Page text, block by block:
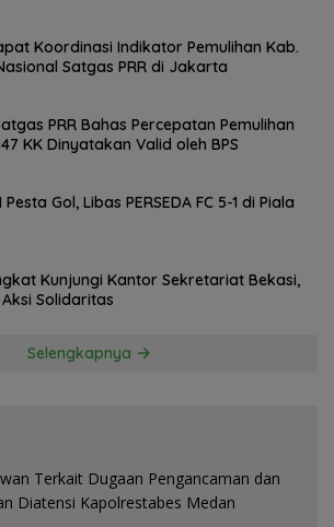
Koordinasi Indikator Pemulihan Kab.
Satgas PRR di Jakarta
PRR Bahas Percepatan Pemulihan
KK Dinyatakan Valid oleh BPS
Pesta Gol, Libas PERSEDA FC 5-1 di Piala
Kunjungi Kantor Sekretariat Bekasi,
Solidaritas
Selengkapnya